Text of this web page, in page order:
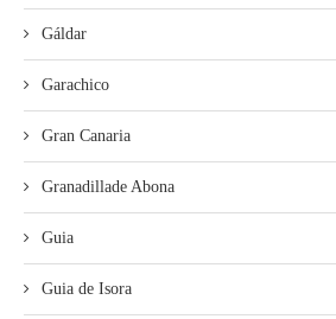
Gáldar
Garachico
Gran Canaria
Granadillade Abona
Guia
Guia de Isora